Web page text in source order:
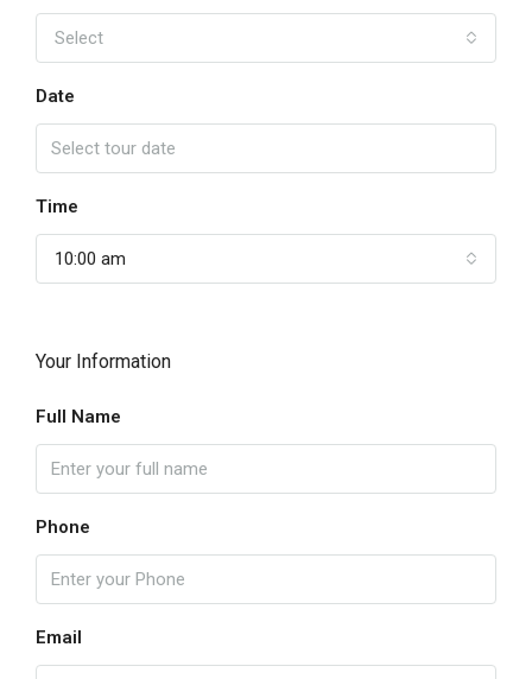
Select
Date
Time
10:00 am
Your Information
Full Name
Phone
Email